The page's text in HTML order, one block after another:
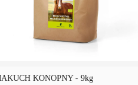
KONOPNY - 9kg